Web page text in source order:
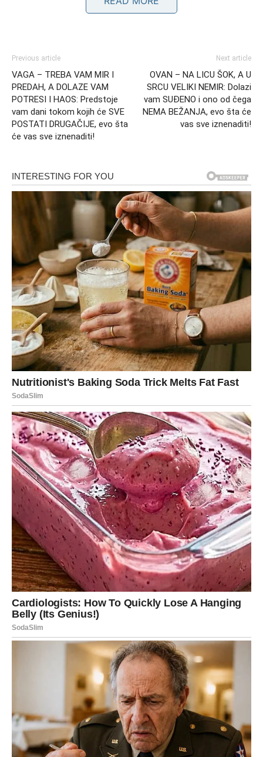
PRED EMOCIJAMA
Device su znak koji uvek pokušava da donese racionalne
odluke. Kada prekinu vezu, obično imaju dugačak spisak
razloga zbog kojih smatraju da je kraj bio neophodan.
Međutim, čak ni njihova logika neće moći da zaustavi ono
što im sudbina sprema.
Istina koja izlazi na videlo
Pred Devicama je period otkrivanja činjenica koje do sada
nisu znale. Moguće je da će saznati da određene stvari
nisu bile onakve kakvima su ih smatrale. Upravo ta
saznanja promeniće njihov pogled na bivšeg partnera.
Mnoge Device će shvatiti da su pojedini nesporazumi
nastali zbog pogrešne komunikacije ili tuđeg mešanja. To
neće odmah dovesti do pomirenja, ali će otvoriti vrata
razgovoru koji je dugo bio nemoguć.
Povratak emocija koje su bile potisnute
Koliko god pokušavale da ignorišu osećanja, Device neće
moći da pobegnu od onoga što nose u srcu. Emocije koje
su dugo držale pod kontrolom počeće da izlaze na
površinu.
U jednom trenutku postaće im jasno da bivši partner i
dalje zauzima posebno mesto u njihovim mislima. Upravo
tada dolazi do velikog preokreta. Umesto konačnog
zatvaranja prošlosti, Device će početi da razmišljaju o
novoj šansi.
Ono što danas izgleda potpuno nemoguće moglo bi vrlo
brzo da postane realnost koja će ih iznenaditi više nego
Previous article
VAGA – TREBA VAM MIR I
PREDAH, A DOLAZE VAM
POTRESI I HAOS: Predstoje
vam dani tokom kojih će SVE
POSTATI DRUGAČIJE, evo šta
će vas sve iznenaditi!
Next article
OVAN – NA LICU ŠOK, A U
SRCU VELIKI NEMIR: Dolazi
vam SUĐENO i ono od čega
NEMA BEŽANJA, evo šta će
vas sve iznenaditi!